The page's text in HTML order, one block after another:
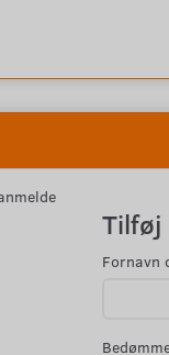
Tilføj
Fornavn